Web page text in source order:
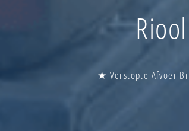
★ Verstopte Afvoer